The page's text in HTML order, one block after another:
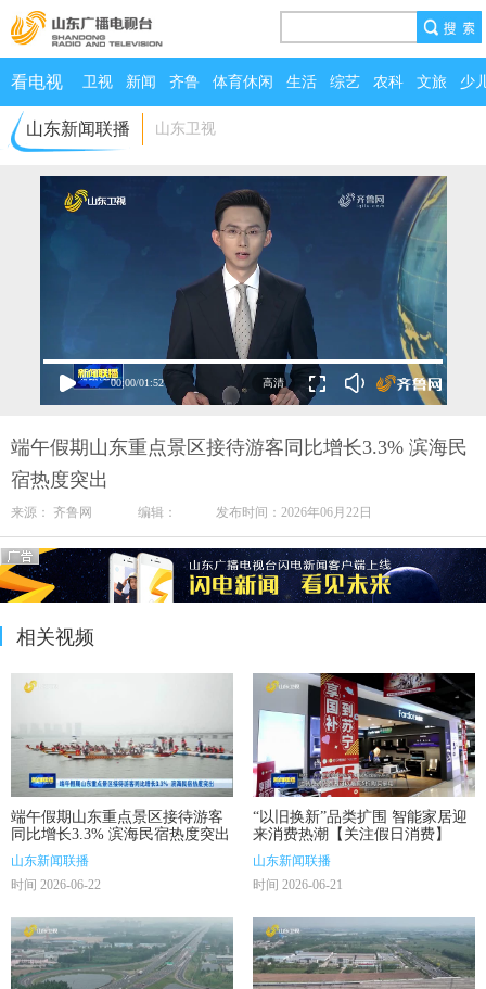
看电视 卫视 新闻 齐鲁 体育休闲 生活 综艺 农科 文旅 少
山东新闻联播 山东卫视
00:00/01:52
端午假期山东重点景区接待游客同比增长3.3% 滨海民
宿热度突出
来源： 齐鲁网 编辑： 发布时间：2026年06月22日
相关视频
端午假期山东重点景区接待游客
同比增长3.3% 滨海民宿热度突出
山东新闻联播
时间 2026-06-22
“以旧换新”品类扩围 智能家居迎
来消费热潮【关注假日消费】
山东新闻联播
时间 2026-06-21